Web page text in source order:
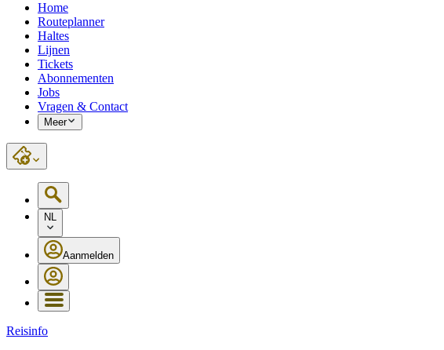
Home
Routeplanner
Haltes
Lijnen
Tickets
Abonnementen
Jobs
Vragen & Contact
Meer
NL
Aanmelden
Reisinfo